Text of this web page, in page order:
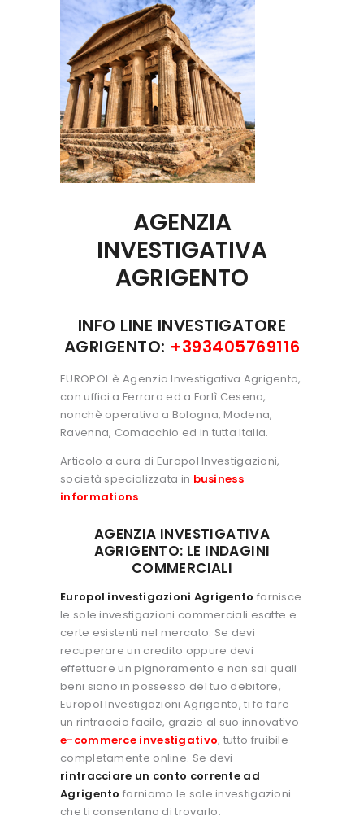
AGENZIA
INVESTIGATIVA
AGRIGENTO
INFO LINE INVESTIGATORE
AGRIGENTO: +393405769116
EUROPOL è Agenzia Investigativa Agrigento,
con uffici a Ferrara ed a Forlì Cesena,
nonchè operativa a Bologna, Modena,
Ravenna, Comacchio ed in tutta Italia.
Articolo a cura di Europol Investigazioni,
società specializzata in business
informations
AGENZIA INVESTIGATIVA
AGRIGENTO: LE INDAGINI
COMMERCIALI
Europol investigazioni Agrigento fornisce
le sole investigazioni commerciali esatte e
certe esistenti nel mercato. Se devi
recuperare un credito oppure devi
effettuare un pignoramento e non sai quali
beni siano in possesso del tuo debitore,
Europol Investigazioni Agrigento, ti fa fare
un rintraccio facile, grazie al suo innovativo
e-commerce investigativo, tutto fruibile
completamente online. Se devi
rintracciare un conto corrente ad
Agrigento forniamo le sole investigazioni
che ti consentano di trovarlo.